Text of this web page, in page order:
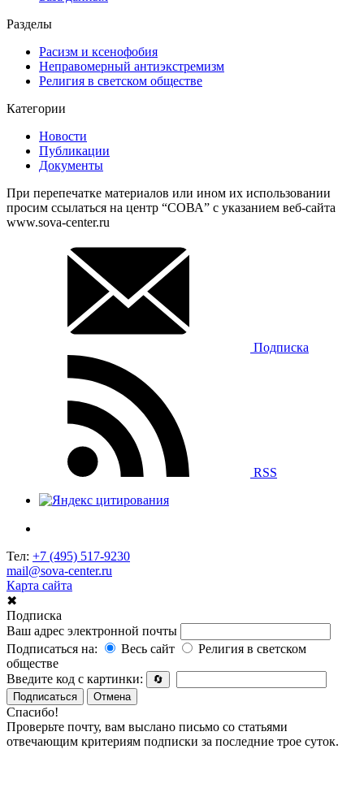
Разделы
Расизм и ксенофобия
Неправомерный антиэкстремизм
Религия в светском обществе
Категории
Новости
Публикации
Документы
При перепечатке материалов или ином их использовании
просим ссылаться на центр “СОВА” с указанием веб-сайта
www.sova-center.ru
Подписка
RSS
Тел: +7 (495) 517-9230
mail@sova-center.ru
Карта сайта
✖
Подписка
Ваш адрес электронной почты
Подписаться на:
Весь сайт
Религия в светском
обществе
Введите код с картинки:
🔄
Подписаться
Отмена
Спасибо!
Проверьте почту, вам выслано письмо со статьями
отвечающим критериям подписки за последние трое суток.